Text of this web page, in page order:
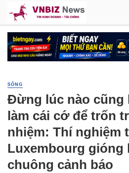
SỐNG
Đừng lúc nào cũng
làm cái cớ để trốn
nhiệm: Thí nghiệm
Luxembourg gióng
chuông cảnh báo